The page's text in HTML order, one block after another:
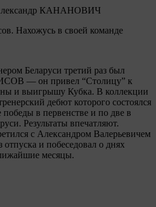
КАНАНОВИЧ
Нахожусь в своей команде
Беларуси третий раз был
— он привел “Столицу” к
и выигрышу Кубка. В коллекции
дебют которого состоялся
победы в первенстве и по две в
Результаты впечатляют.
с Александром Валерьевичем
и побеседовал о днях
месяцы.